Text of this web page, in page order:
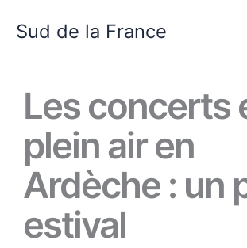
Sud de la France
Les concerts
plein air en
Ardèche : un
estival